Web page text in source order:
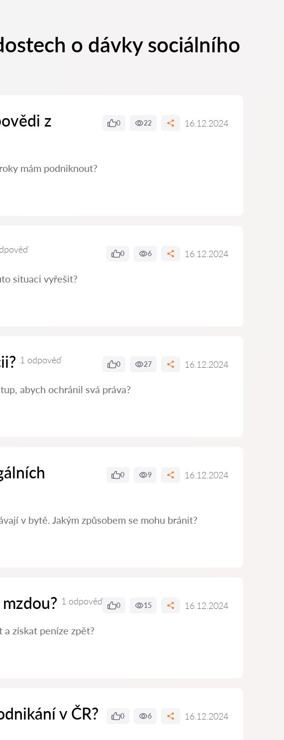
o dávky sociálního
z
0 22 16.12.2024
mám podniknout?
0 6 16.12.2024
situaci vyřešit?
1 odpověď 0 27 16.12.2024
abych ochránil svá práva?
0 9 16.12.2024
v bytě. Jakým způsobem se mohu bránit?
1 odpověď 0 15 16.12.2024
získat peníze zpět?
v ČR? 0 6 16.12.2024